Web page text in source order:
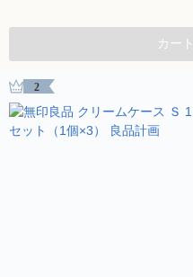
カー
2